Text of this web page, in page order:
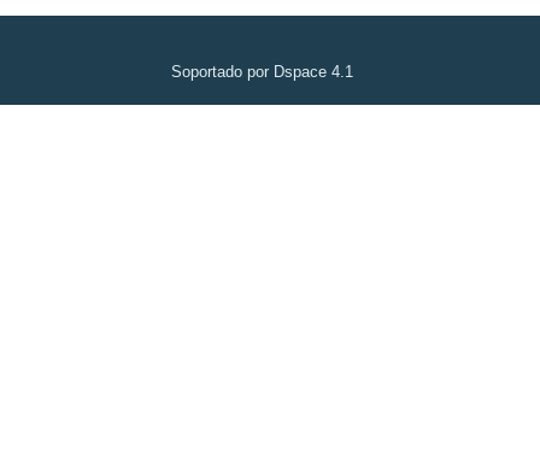
Soportado por Dspace 4.1